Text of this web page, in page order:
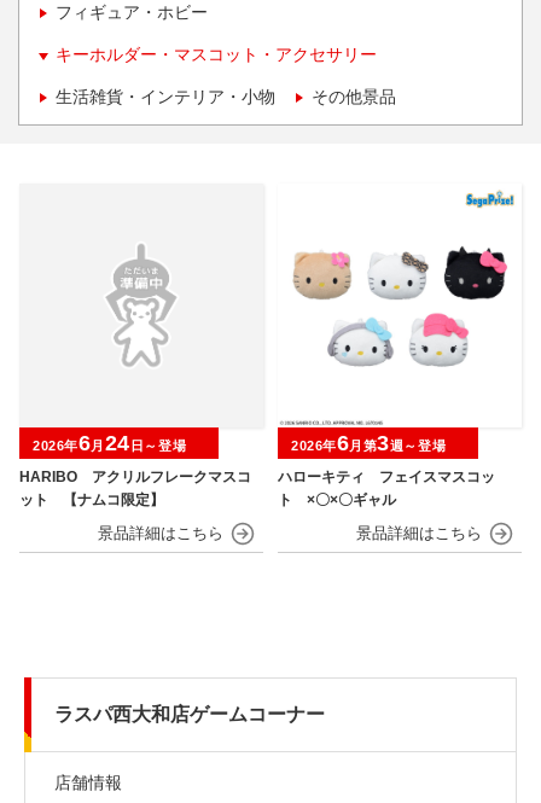
フィギュア・ホビー
キーホルダー・マスコット・アクセサリー
生活雑貨・インテリア・小物 その他景品
HARIBO アクリルフレークマスコ
ット 【ナムコ限定】
2026年6月 24 日～登場
ハローキティ フェイスマスコッ
ト ×〇×〇ギャル
2026年6月第3週～登場
ラスパ西大和店ゲームコーナー
店舗情報